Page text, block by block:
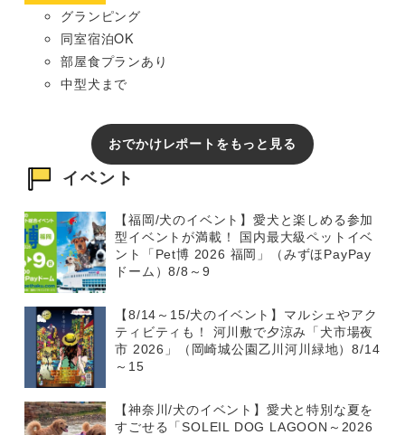
グランピング
同室宿泊OK
部屋食プランあり
中型犬まで
おでかけレポートをもっと見る
イベント
【福岡/犬のイベント】愛犬と楽しめる参加
型イベントが満載！ 国内最大級ペットイベ
ント「Pet博 2026 福岡」（みずほPayPay
ドーム）8/8～9
【8/14～15/犬のイベント】マルシェやアク
ティビティも！ 河川敷で夕涼み「犬市場夜
市 2026」（岡崎城公園乙川河川緑地）8/14
～15
【神奈川/犬のイベント】愛犬と特別な夏を
すごせる「SOLEIL DOG LAGOON～2026